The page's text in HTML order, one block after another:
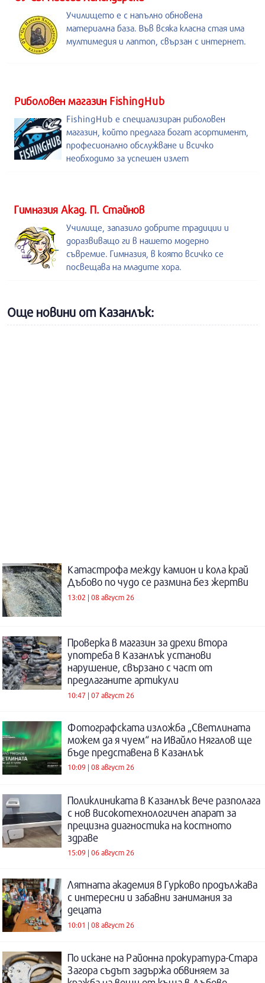
Училището е с напълно обновена
материална база. Във всяка класна стая има
мултимедия и лаптоп, свързан с интернет.
Риболовен магазин FishingHub
FishingHub е специализиран риболовен
магазин, който предлага богат асортимент,
професионално обслужване и всичко
необходимо за успешен излет
Гимназия Акад. П. Стайнов
Училище, запазило добрите традиции и
доразвиващо ги в нашето модерно
съвремие. Гимназия, в която всичко се
посвещава на младите хора.
Още новини от Казанлък:
Катастрофа между камион и кола край
Дъбово по чудо се размина без жертви
13:02 | 08 август 26
Проверка в магазин за дрехи втора
употреба в Казанлък установи
нарушение, свързано с част от
предлаганите артикули
10:47 | 07 август 26
Фотографската изложба „Светлината
можем да я чуем“ на Ивайло Нягалов ще
бъде представена в Казанлък
10:09 | 08 август 26
Поликлиниката в Казанлък вече разполага
с нов високотехнологичен апарат за
прецизна диагностика на костното
здраве
15:09 | 06 август 26
Лятната академия в Гурково продължава
с интересни и забавни занимания за
децата
10:01 | 08 август 26
По искане на Районна прокуратура-Стара
Загора съдът задържа обвиняем за